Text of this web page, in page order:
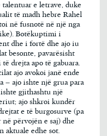
e letrave, duke
të madh hebre Rahel
në fusnotë në një nga
Botëkuptimi i
dhe i fortë dhe ajo iu
besonte, pavarësisht
drejta apo të gabuara.
ajo avokoi janë ende
– ajo ishte një grua para
gjithashtu një
ajo shkroi kundër
e të burgosurve (pa
përvojën e saj) dhe
aktuale edhe sot.